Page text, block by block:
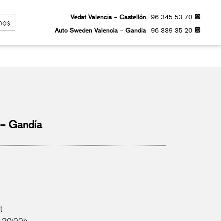
Vedat Valencia–Castellón
96 345 53 70
Auto Sweden Valencia–Gandía 96 339 35 20
Gandía